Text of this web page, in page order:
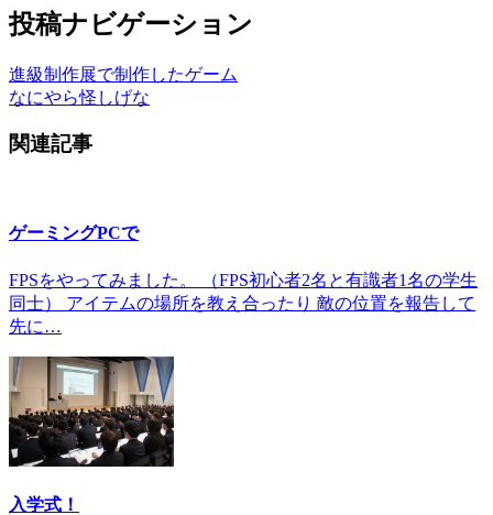
投稿ナビゲーション
進級制作展で制作したゲーム
なにやら怪しげな
関連記事
ゲーミングPCで
FPSをやってみました。 （FPS初心者2名と有識者1名の学生
同士） アイテムの場所を教え合ったり 敵の位置を報告して
先に…
入学式！